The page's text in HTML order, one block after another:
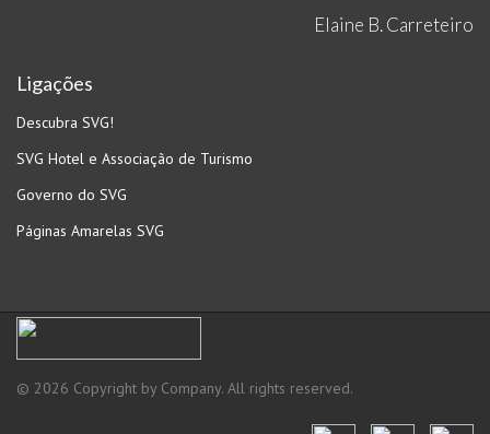
Elaine B. Carreteiro
Ligações
Descubra SVG!
SVG Hotel e Associação de Turismo
Governo do SVG
Páginas Amarelas SVG
© 2026 Copyright by Company. All rights reserved.